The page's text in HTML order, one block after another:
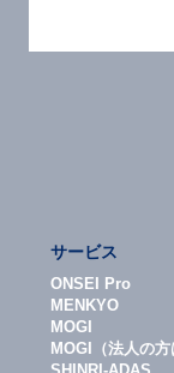
サービス
ONSEI Pro
MENKYO
MOGI
MOGI（法人の方